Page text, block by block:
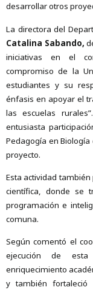
desarrollar otros
La directora del
Catalina Sabando,
iniciativas en el
compromiso de la
estudiantes y su
énfasis en apoyar el
las escuelas
entusiasta
Pedagogía en
proyecto.
Esta actividad
científica, donde se
programación e
comuna.
Según comentó el
ejecución de
enriquecimiento
y también